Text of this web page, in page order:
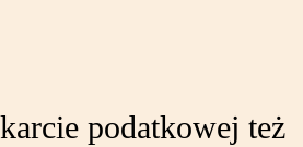
podatkowej też